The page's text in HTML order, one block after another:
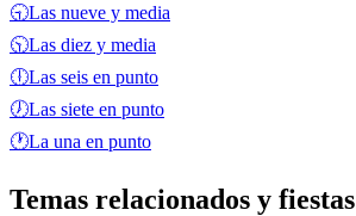
🕤Las nueve y media
🕥Las diez y media
🕕Las seis en punto
🕖Las siete en punto
🕐La una en punto
Temas relacionados y fiestas